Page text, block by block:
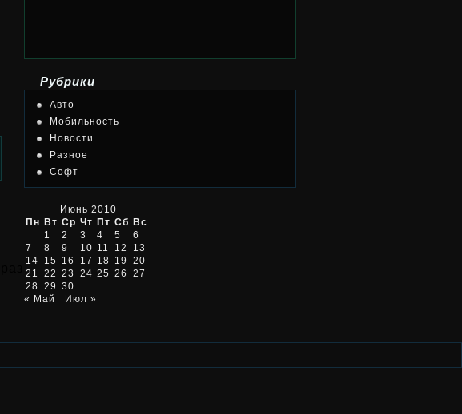
Рубрики
Авто
Мобильность
Новости
Разное
Софт
Июнь 2010
Пн Вт Ср Чт Пт Сб Вс
1
2 3 4 5
6
7
8 9 10 11 12
13
14
15 16 17 18 19
20
21
22 23 24 25 26
27
28 29 30
« Май
Июл »